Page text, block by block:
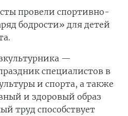
провели спортивно-
бодрости» для детей
—
специалистов в
и спорта, а также
и здоровый образ
труд способствует